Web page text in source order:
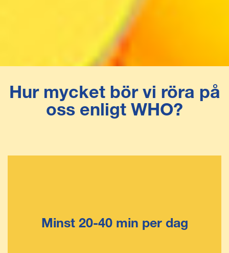
Hur mycket bör vi röra på
oss enligt WHO?
Minst 20-40 min per dag